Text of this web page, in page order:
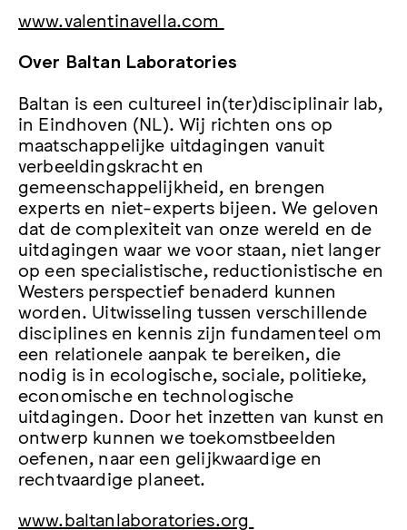
www.valentinavella.com
Over Baltan Laboratories
Baltan is een cultureel in(ter)disciplinair lab,
in Eindhoven (NL). Wij richten ons op
maatschappelijke uitdagingen vanuit
verbeeldingskracht en
gemeenschappelijkheid, en brengen
experts en niet-experts bijeen. We geloven
dat de complexiteit van onze wereld en de
uitdagingen waar we voor staan, niet langer
op een specialistische, reductionistische en
Westers perspectief benaderd kunnen
worden. Uitwisseling tussen verschillende
disciplines en kennis zijn fundamenteel om
een relationele aanpak te bereiken, die
nodig is in ecologische, sociale, politieke,
economische en technologische
uitdagingen. Door het inzetten van kunst en
ontwerp kunnen we toekomstbeelden
oefenen, naar een gelijkwaardige en
rechtvaardige planeet.
www.baltanlaboratories.org